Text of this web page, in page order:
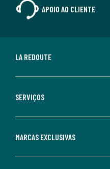
APOIO AO CLIENTE
LA REDOUTE
SERVIÇOS
MARCAS EXCLUSIVAS